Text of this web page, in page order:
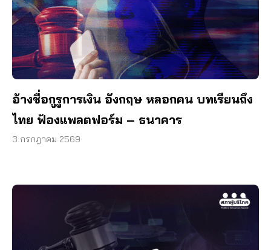
อ้างชื่อกูรูการเงิน อังกฤษ หลอกคน บทเรียนถึง
ไทย ฟ้องแพลตฟอร์ม – ธนาคาร
3 กรกฎาคม 2569